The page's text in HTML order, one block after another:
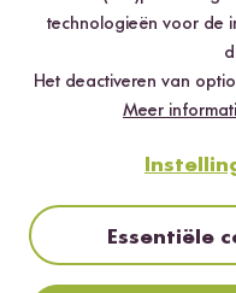
technologieën voor de
Het deactiveren van
Meer
Essentiële